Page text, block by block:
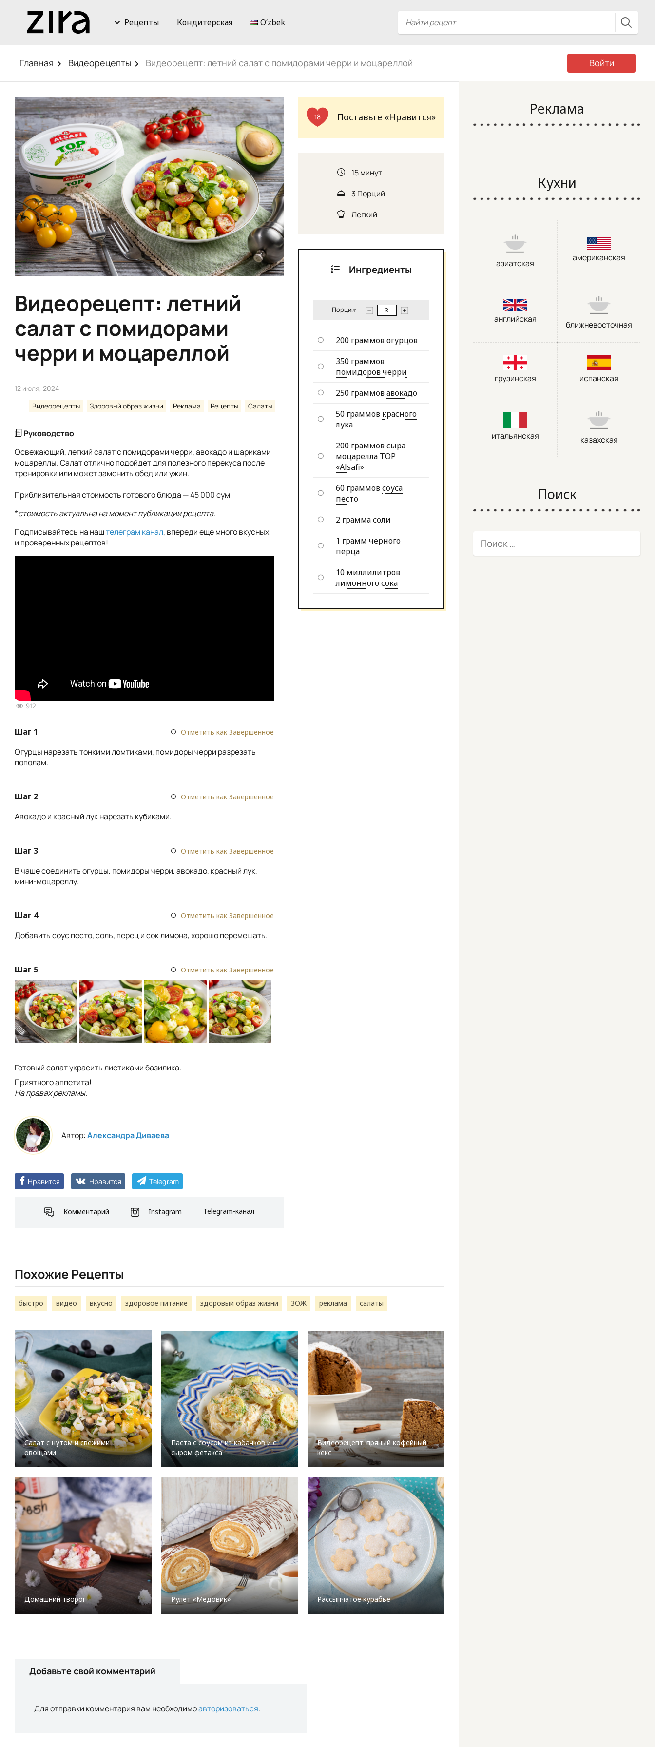
Рецепты Кондитерская Oʻzbek
Главная Видеорецепты Видеорецепт: летний салат с помидорами черри и моцареллой Войти
Видеорецепт: летний
салат с помидорами
черри и моцареллой
12 июля, 2024
Видеорецепты
Здоровый образ жизни Реклама Рецепты Салаты
Руководство
Освежающий, легкий салат с помидорами черри, авокадо и шариками
моцареллы. Салат отлично подойдет для полезного перекуса после
тренировки или может заменить обед или ужин.
Приблизительная стоимость готового блюда — 45 000 сум
*стоимость актуальна на момент публикации рецепта.
Подписывайтесь на наштелеграм канал, впереди еще много вкусных
и проверенных рецептов!
912
Шаг 1 Отметить как Завершенное
Огурцы нарезать тонкими ломтиками, помидоры черри разрезать
пополам.
Шаг 2 Отметить как Завершенное
Авокадо и красный лук нарезать кубиками.
Шаг 3 Отметить как Завершенное
В чаше соединить огурцы, помидоры черри, авокадо, красный лук,
мини-моцареллу.
Шаг 4 Отметить как Завершенное
Добавить соус песто, соль, перец и сок лимона, хорошо перемешать.
Шаг 5 Отметить как Завершенное
Готовый салат украсить листиками базилика.
Приятного аппетита!
На правах рекламы.
Автор:Александра Диваева
Нравится Нравится Telegram
Комментарий Instagram Telegram-канал
18 Поставьте «Нравится»
15 минут
3 Порций
Легкий
Ингредиенты
Порции:
200 граммовогурцов
350 граммов
помидоров черри
250 граммовавокадо
50 граммов красного
лука
200 граммовсыра
моцарелла TOP
«Alsafi»
60 граммовсоуса
песто
2 граммасоли
1 грамм черного
перца
10 миллилитров
лимонного сока
Похожие Рецепты
быстро видео вкусно здоровое питание здоровый образ жизни ЗОЖ реклама салаты
Салат с нутом и свежими
овощами
Паста с соусом из кабачков и с
сыром фетакса
Видеорецепт: пряный кофейный
кекс
Домашний творог Рулет «Медовик» Рассыпчатое курабье
Добавьте свой комментарий
Для отправки комментария вам необходимоавторизоваться.
Реклама
Кухни
азиатская
американская
английская
ближневосточная
грузинская испанская
итальянская казахская
Поиск